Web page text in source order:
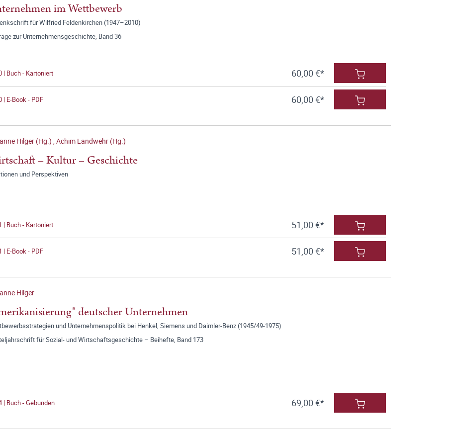
im Wettbewerb
für Wilfried Feldenkirchen (1947–2010)
zur Unternehmensgeschichte, Band 36
| Buch - Kartoniert 60,00 €*
| E-Book - PDF 60,00 €*
Hilger (Hg.) ,Achim Landwehr (Hg.)
– Kultur – Geschichte
und Perspektiven
| Buch - Kartoniert 51,00 €*
| E-Book - PDF 51,00 €*
Hilger
deutscher Unternehmen
und Unternehmenspolitik bei Henkel, Siemens und Daimler-Benz (1945/49-1975)
für Sozial- und Wirtschaftsgeschichte – Beihefte, Band 173
| Buch - Gebunden 69,00 €*